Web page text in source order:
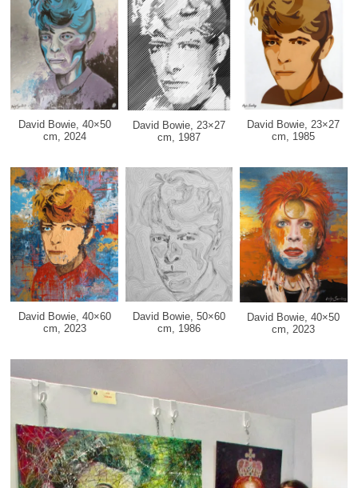
David Bowie, 40×50
cm, 2024
David Bowie, 23×27
cm, 1987
David Bowie, 23×27
cm, 1985
David Bowie, 40×60
cm, 2023
David Bowie, 50×60
cm, 1986
David Bowie, 40×50
cm, 2023